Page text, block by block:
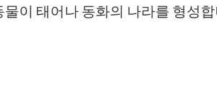
이 태어나 동화의 나라를 형성